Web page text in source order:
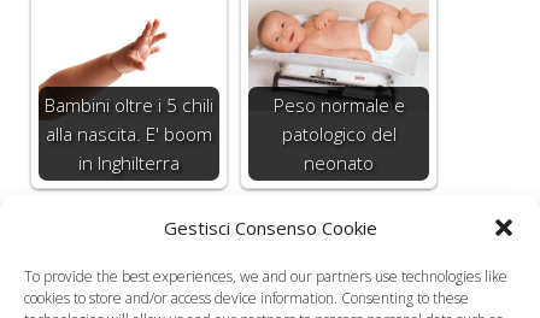
Gestisci Consenso Cookie
To provide the best experiences, we and our partners use technologies like
cookies to store and/or access device information. Consenting to these
Bambini oltre i 5 chili
alla nascita. E' boom
in Inghilterra
Peso normale e
patologico del
neonato
Nuove carte
Quanto deve